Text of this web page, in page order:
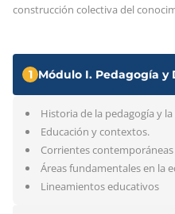
construcción colectiva del
1 Módulo I. Pedagogía y
Historia de la pedagogía y
Educación y contextos.
Corrientes
Áreas fundamentales en la
Lineamientos educativos